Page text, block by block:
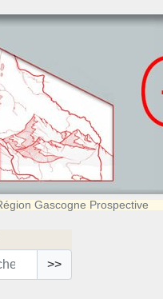
Gascogne Prospective
>>